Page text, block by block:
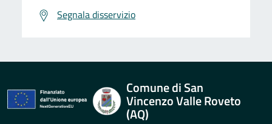
Segnala disservizio
Comune di San
Vincenzo Valle Roveto
(AQ)